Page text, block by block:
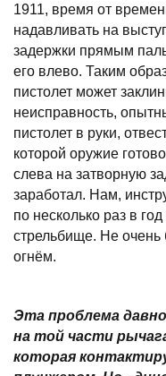
1911, время от
надавливать на
задержки прямым
его влево. Таким
пистолет может
неисправность,
пистолет в руки,
которой оружие
слева на затворную
заработал. Нам,
по несколько раз в
стрельбище. Не очень
огнём.
Эта проблема
на той части
которая